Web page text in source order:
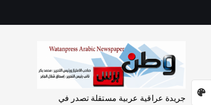
جريدة عراقية عربية مستقلة تصدر في